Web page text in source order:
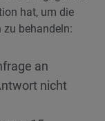
hat, um die
behandeln:
an
nicht